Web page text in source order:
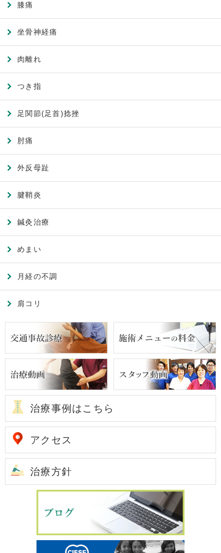
膝痛
坐骨神経痛
肉離れ
つき指
足関節(足首)捻挫
肘痛
外反母趾
腱鞘炎
鍼灸治療
めまい
月経の不調
肩コリ
治療事例はこちら
アクセス
治療方針